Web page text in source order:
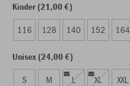
Kinder (21,00 €)
116 128 140 152 164
Unisex (24,00 €)
S M L XL XXL